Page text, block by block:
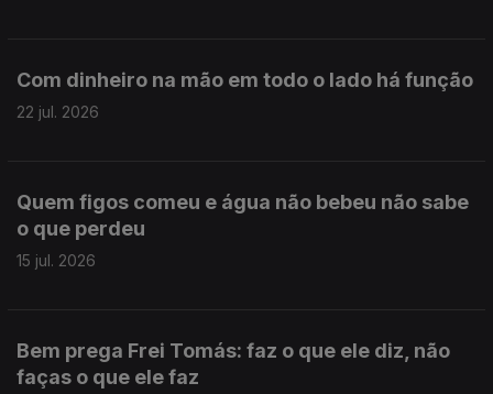
Com dinheiro na mão em todo o lado há função
22 jul. 2026
Quem figos comeu e água não bebeu não sabe
o que perdeu
15 jul. 2026
Bem prega Frei Tomás: faz o que ele diz, não
faças o que ele faz